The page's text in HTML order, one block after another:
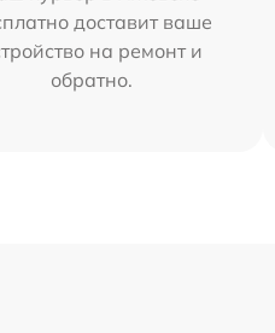
доставит ваше
на ремонт и
обратно.